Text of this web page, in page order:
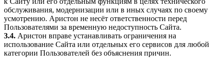
обслуживания, модернизации или в иных случаях по своему
усмотрению. Аристон не несёт ответственности перед
Пользователями за временную недоступность Сайта.
3.4. Аристон вправе устанавливать ограничения на
использование Сайта или отдельных его сервисов для любой
категории Пользователей без объяснения причин.